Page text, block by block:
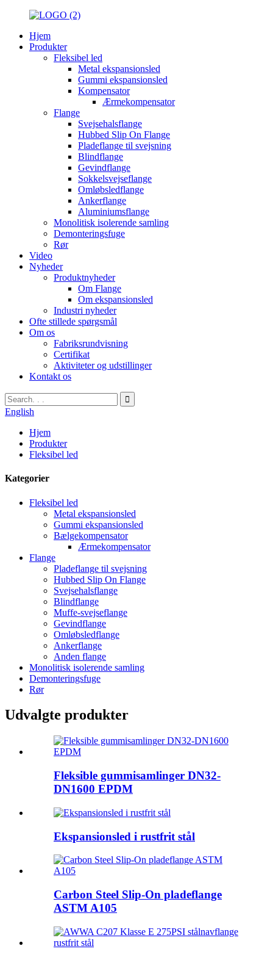
Hjem
Produkter
Fleksibel led
Metal ekspansionsled
Gummi ekspansionsled
Kompensator
Ærmekompensator
Flange
Svejsehalsflange
Hubbed Slip On Flange
Pladeflange til svejsning
Blindflange
Gevindflange
Sokkelsvejseflange
Omløbsledflange
Ankerflange
Aluminiumsflange
Monolitisk isolerende samling
Demonteringsfuge
Rør
Video
Nyheder
Produktnyheder
Om Flange
Om ekspansionsled
Industri nyheder
Ofte stillede spørgsmål
Om os
Fabriksrundvisning
Certifikat
Aktiviteter og udstillinger
Kontakt os
English
Hjem
Produkter
Fleksibel led
Kategorier
Fleksibel led
Metal ekspansionsled
Gummi ekspansionsled
Bælgekompensator
Ærmekompensator
Flange
Pladeflange til svejsning
Hubbed Slip On Flange
Svejsehalsflange
Blindflange
Muffe-svejseflange
Gevindflange
Omløbsledflange
Ankerflange
Anden flange
Monolitisk isolerende samling
Demonteringsfuge
Rør
Udvalgte produkter
Fleksible gummisamlinger DN32-
DN1600 EPDM
Ekspansionsled i rustfrit stål
Carbon Steel Slip-On pladeflange
ASTM A105